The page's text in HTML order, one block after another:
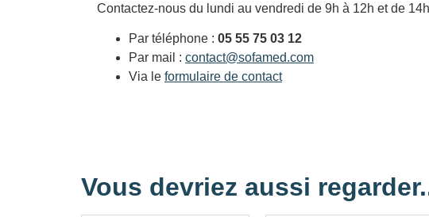
Contactez-nous du lundi au vendredi de 9h à 12h et de
Par téléphone : 05 55 75 03 12
Par mail : contact@sofamed.com
Via le formulaire de contact
Vous devriez aussi